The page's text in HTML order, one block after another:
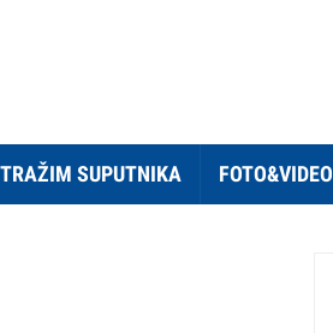
TRAŽIM SUPUTNIKA FOTO&VIDEO